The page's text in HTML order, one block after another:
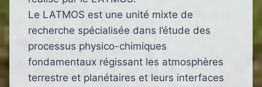
Le LATMOS est une unité mixte de
recherche spécialisée dans l’étude des
processus physico-chimiques
fondamentaux régissant les atmosphères
terrestre et planétaires et leurs interfaces